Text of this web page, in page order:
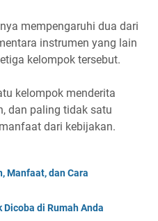
mempengaruhi dua dari
instrumen yang lain
kelompok tersebut.
kelompok menderita
dan paling tidak satu
dari kebijakan.
Manfaat, dan Cara
di Rumah Anda